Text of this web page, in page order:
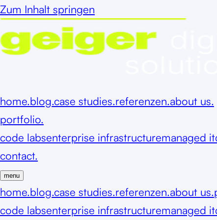
Zum Inhalt springen
home.blog.case studies.referenzen.about us.
portfolio.
code labsenterprise infrastructuremanaged it
contact.
menu
home.blog.case studies.referenzen.about us.
code labsenterprise infrastructuremanaged it